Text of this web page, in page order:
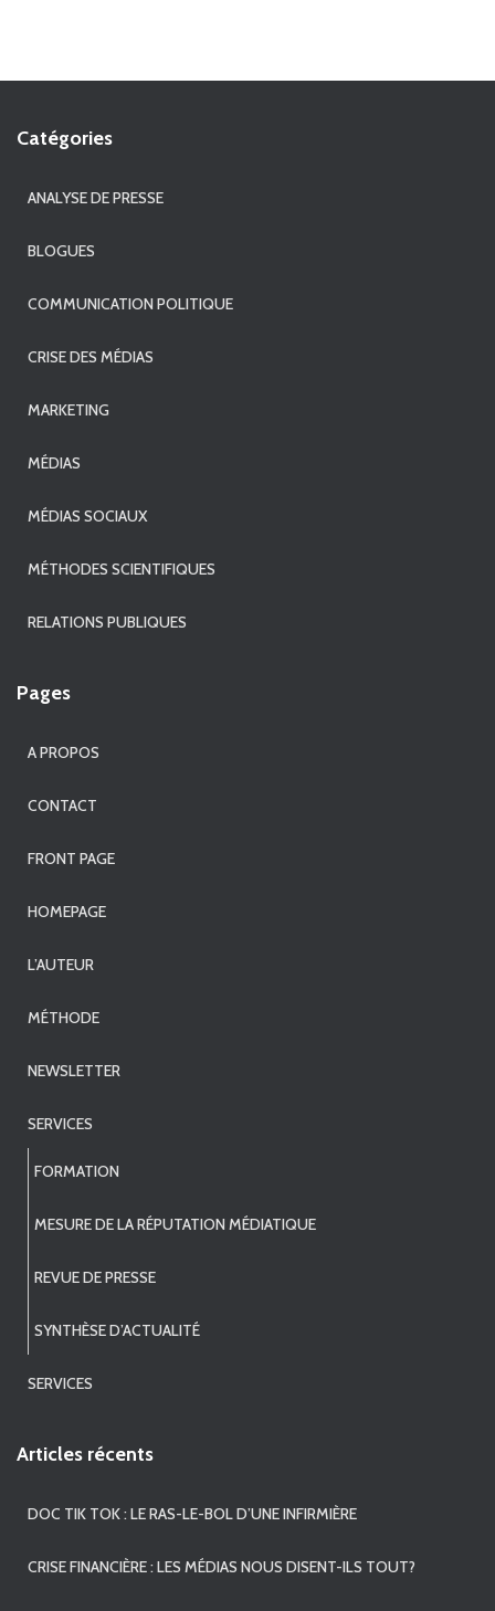
Catégories
ANALYSE DE PRESSE
BLOGUES
COMMUNICATION POLITIQUE
CRISE DES MÉDIAS
MARKETING
MÉDIAS
MÉDIAS SOCIAUX
MÉTHODES SCIENTIFIQUES
RELATIONS PUBLIQUES
Pages
A PROPOS
CONTACT
FRONT PAGE
HOMEPAGE
L’AUTEUR
MÉTHODE
NEWSLETTER
SERVICES
FORMATION
MESURE DE LA RÉPUTATION MÉDIATIQUE
REVUE DE PRESSE
SYNTHÈSE D’ACTUALITÉ
SERVICES
Articles récents
DOC TIK TOK : LE RAS-LE-BOL D’UNE INFIRMIÈRE
CRISE FINANCIÈRE : LES MÉDIAS NOUS DISENT-ILS TOUT?